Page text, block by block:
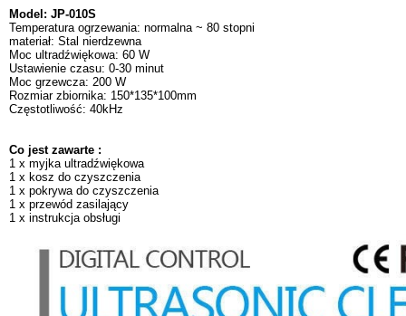
Model: JP-010S
Temperatura ogrzewania: normalna ~ 80 stopni
materiał: Stal nierdzewna
Moc ultradźwiękowa: 60 W
Ustawienie czasu: 0-30 minut
Moc grzewcza: 200 W
Rozmiar zbiornika: 150*135*100mm
Częstotliwość: 40kHz
Co jest zawarte :
1 x myjka ultradźwiękowa
1 x kosz do czyszczenia
1 x pokrywa do czyszczenia
1 x przewód zasilający
1 x instrukcja obsługi